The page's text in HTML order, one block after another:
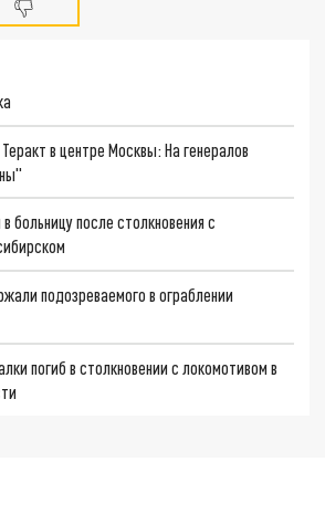
в центре Москвы: На генералов
больницу после столкновения с
подозреваемого в ограблении
погиб в столкновении с локомотивом в